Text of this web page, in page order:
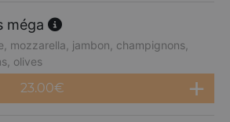
méga
mozzarella, jambon, champignons,
olives
23.00€